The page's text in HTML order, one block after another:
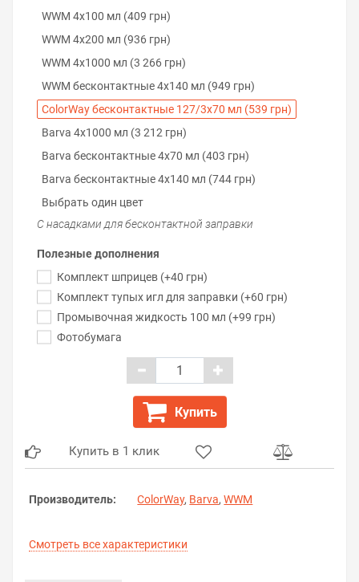
WWM 4х100 мл (409 грн)
WWM 4х200 мл (936 грн)
WWM 4х1000 мл (3 266 грн)
WWM бесконтактные 4х140 мл (949 грн)
ColorWay бесконтактные 127/3х70 мл (539 грн)
Barva 4х1000 мл (3 212 грн)
Barva бесконтактные 4х70 мл (403 грн)
Barva бесконтактные 4х140 мл (744 грн)
Выбрать один цвет
С насадками для бесконтактной заправки
Полезные дополнения
Комплект шприцев (+40 грн)
Комплект тупых игл для заправки (+60 грн)
Промывочная жидкость 100 мл (+99 грн)
Фотобумага
Купить
Купить в 1 клик
Производитель: ColorWay, Barva,WWM
Смотреть все характеристики